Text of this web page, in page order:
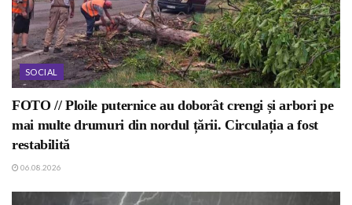
SOCIAL
FOTO // Ploile puternice au doborât crengi și arbori pe
mai multe drumuri din nordul țării. Circulația a fost
restabilită
06.08.2026